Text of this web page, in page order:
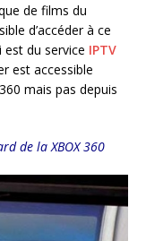
de films du
d’accéder à ce
est du service IPTV
est accessible
mais pas depuis
de la XBOX 360